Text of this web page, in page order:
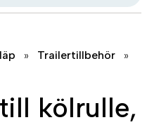
» Trailertillbehör
»
kölrulle,